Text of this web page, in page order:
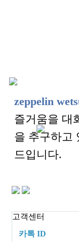
zeppelin
즐거움을 대
을 추구하고
드입니다.
고객센터
카톡 ID